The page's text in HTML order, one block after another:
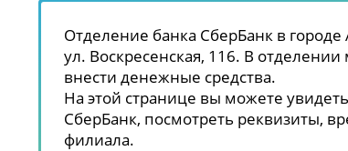
Отделение банка СберБанк в городе
ул. Воскресенская, 116. В
внести денежные средства.
На этой странице вы можете
СберБанк, посмотреть реквизиты,
филиала.